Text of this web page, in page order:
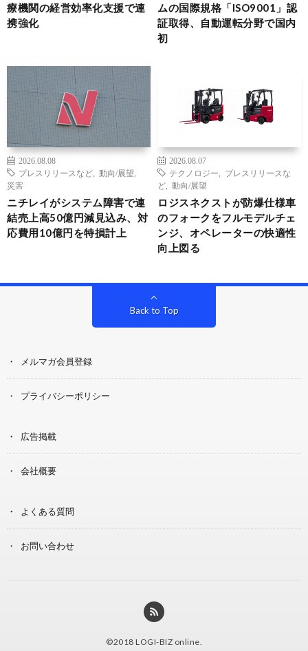
療機関の経営効率化支援で連
携強化
ムの国際規格「ISO9001」認
証取得、自動運転分野で国内
初
2026.08.08
プレスリリースなど
動向/展望
災害
ニチレイがシステム障害で連
結売上高50億円減見込み、対
応費用10億円を特損計上
2026.08.07
テクノロジー
プレスリリースな
ど
動向/展望
ロジスネクストが防爆仕様車
のフォークをフルモデルチェ
ンジ、オペレーターの快適性
向上図る
Back to Top
メルマガ会員登録
プライバシーポリシー
広告掲載
会社概要
よくある質問
お問い合わせ
©2018 LOGI-BIZ online